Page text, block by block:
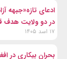
ادعای تازه«جبهه
در دو ولایت هدف
۱۷ اسد ۱۴۰۵
بحران بیکاری در